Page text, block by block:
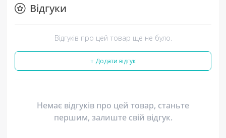
Відгуки
Відгуків про цей товар ще не було.
+ Додати відгук
Немає відгуків про цей товар, станьте
першим, залиште свій відгук.